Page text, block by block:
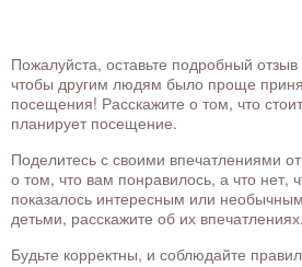
Пожалуйста, оставьте подробный
чтобы другим людям было проще
посещения! Расскажите о том, что
планирует посещение.
Поделитесь с своими впечатлениями
о том, что вам понравилось, а что нет,
показалось интересным или
детьми, расскажите об их впечатлениях.
Будьте корректны, и соблюдайте